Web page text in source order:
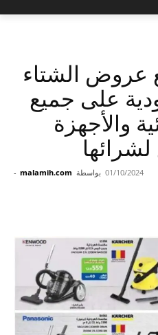
عروض الشتاء
على جميع
والأجهزة
بواسطة malamih.com
- 01/10/2024